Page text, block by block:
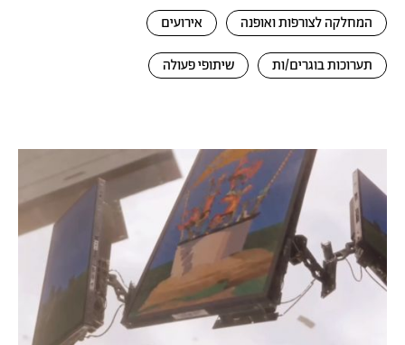
המחלקה לצורפות ואופנה אירועים
תערוכות בוגרים/ות שיתופי פעולה